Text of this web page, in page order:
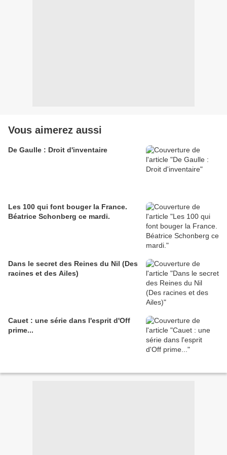
Vous aimerez aussi
De Gaulle : Droit d'inventaire
Les 100 qui font bouger la France.
Béatrice Schonberg ce mardi.
Dans le secret des Reines du Nil (Des
racines et des Ailes)
Cauet : une série dans l'esprit d'Off
prime...